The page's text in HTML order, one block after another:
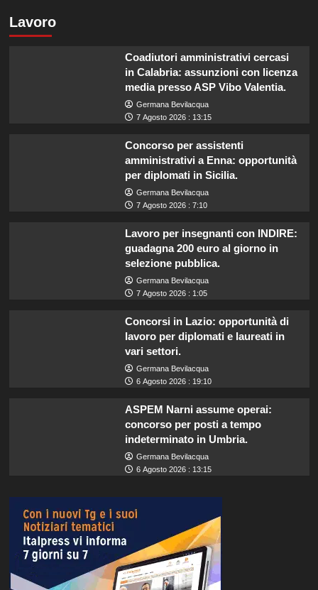
Lavoro
Coadiutori amministrativi cercasi
in Calabria: assunzioni con licenza
media presso ASP Vibo Valentia.
Germana Bevilacqua
7 Agosto 2026 : 13:15
Concorso per assistenti
amministrativi a Enna: opportunità
per diplomati in Sicilia.
Germana Bevilacqua
7 Agosto 2026 : 7:10
Lavoro per insegnanti con INDIRE:
guadagna 200 euro al giorno in
selezione pubblica.
Germana Bevilacqua
7 Agosto 2026 : 1:05
Concorsi in Lazio: opportunità di
lavoro per diplomati e laureati in
vari settori.
Germana Bevilacqua
6 Agosto 2026 : 19:10
ASPEM Narni assume operai:
concorso per posti a tempo
indeterminato in Umbria.
Germana Bevilacqua
6 Agosto 2026 : 13:15